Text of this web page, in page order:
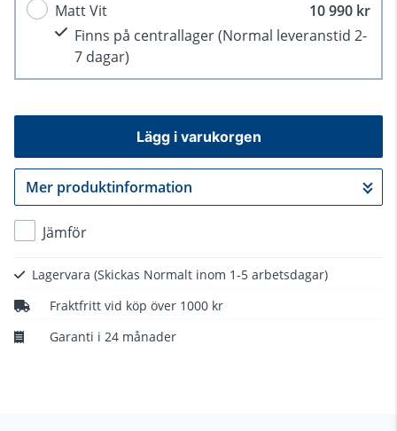
Matt Vit
10 990 kr
Finns på centrallager(Normal leveranstid 2-
7 dagar)
Lägg i varukorgen
Gå till kassan
Mer produktinformation
Jämför
Lagervara (Skickas Normalt inom 1-5 arbetsdagar)
Fraktfritt vid köp över 1000 kr
Garanti i 24 månader